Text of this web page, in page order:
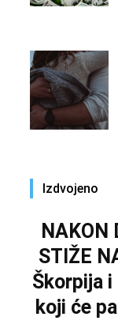
Izdvojeno
NAKON
STIŽE
Škorpija i
koji će